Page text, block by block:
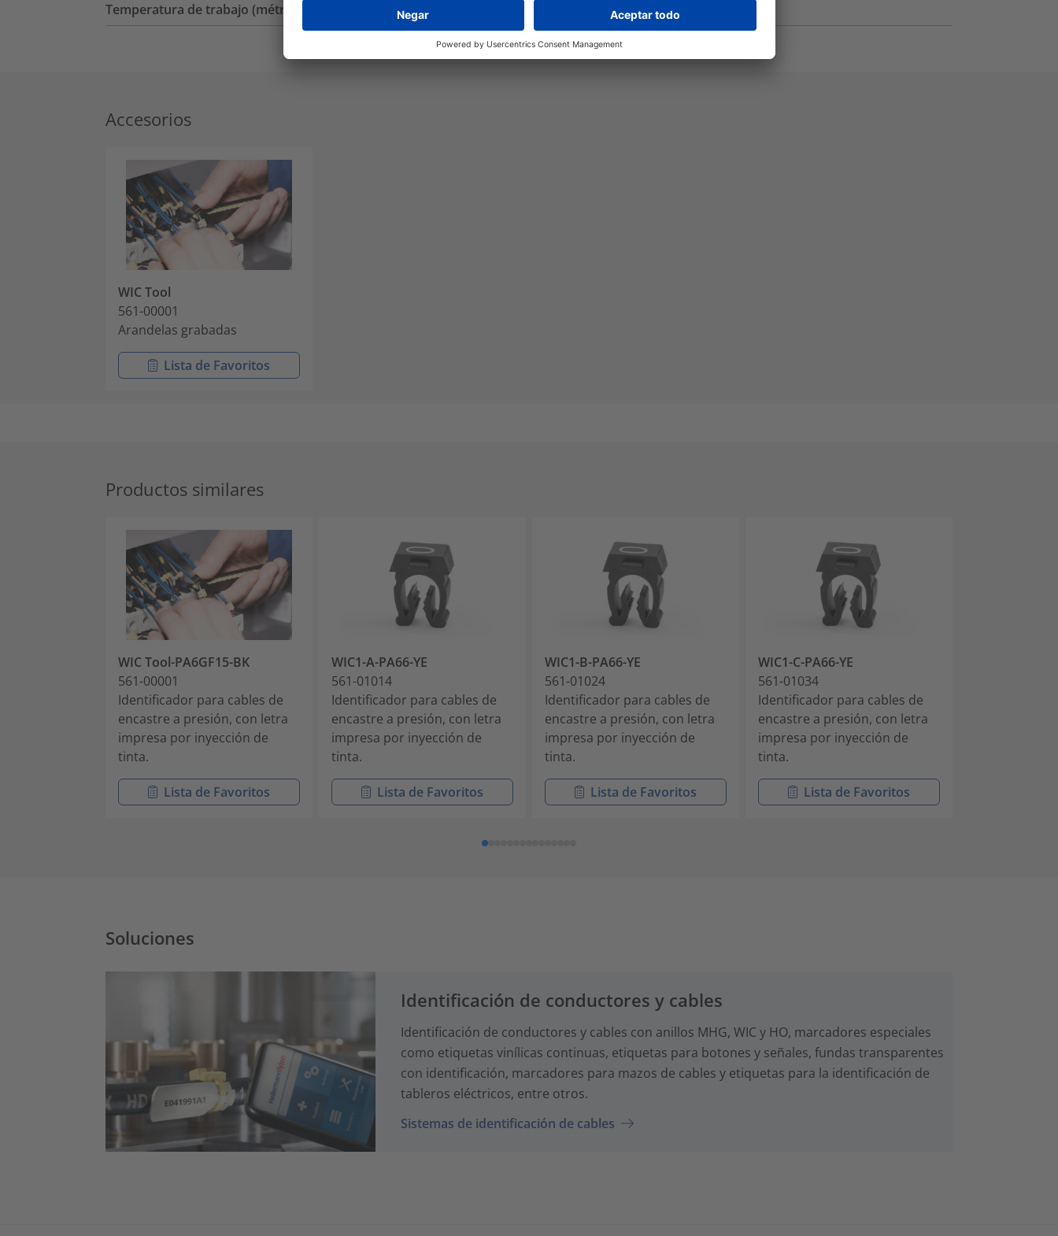
Temperatura de trabajo (métrica)
-40 °C hasta +85 °C
Accesorios
WIC Tool
561-00001
Arandelas grabadas
Lista de Favoritos
Productos similares
WIC Tool-PA6GF15-BK
561-00001
Identificador para cables de
encastre a presión, con letra
impresa por inyección de
tinta.
Lista de Favoritos
WIC1-A-PA66-YE
561-01014
Identificador para cables de
encastre a presión, con letra
impresa por inyección de
tinta.
Lista de Favoritos
WIC1-B-PA66-YE
561-01024
Identificador para cables de
encastre a presión, con letra
impresa por inyección de
tinta.
Lista de Favoritos
WIC1-C-PA66-YE
561-01034
Identificador para cables de
encastre a presión, con letra
impresa por inyección de
tinta.
Lista de Favoritos
Soluciones
Identificación de conductores y cables
Identificación de conductores y cables con anillos MHG, WIC y HO, marcadores especiales
como etiquetas vinílicas continuas, etiquetas para botones y señales, fundas transparentes
con identificación, marcadores para mazos de cables y etiquetas para la identificación de
tableros eléctricos, entre otros.
Sistemas de identificación de cables